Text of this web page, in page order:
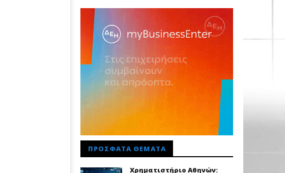
ΠΡΌΣΦΑΤΑ ΘΈΜΑΤΑ
Χρηματιστήριο Αθηνών: